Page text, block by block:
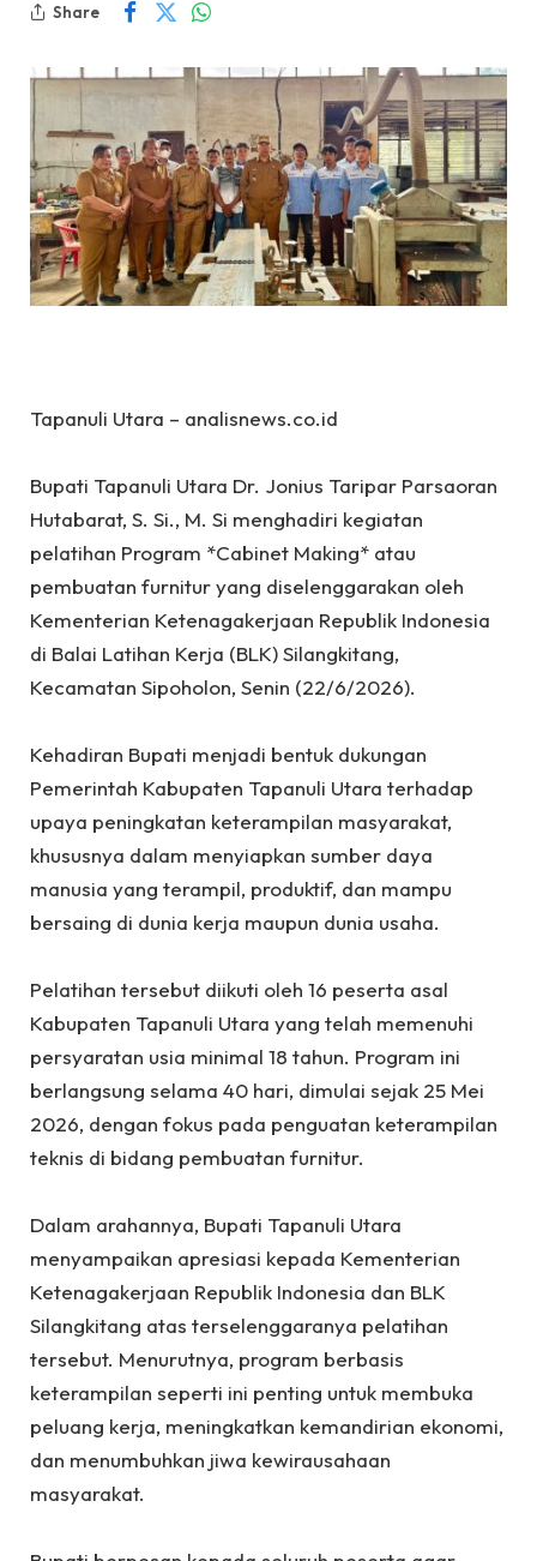
Share
Tapanuli Utara – analisnews.co.id
‎Bupati Tapanuli Utara Dr. Jonius Taripar Parsaoran
Hutabarat, S. Si., M. Si menghadiri kegiatan
pelatihan Program *Cabinet Making* atau
pembuatan furnitur yang diselenggarakan oleh
Kementerian Ketenagakerjaan Republik Indonesia
di Balai Latihan Kerja (BLK) Silangkitang,
Kecamatan Sipoholon, Senin (22/6/2026).
‎Kehadiran Bupati menjadi bentuk dukungan
Pemerintah Kabupaten Tapanuli Utara terhadap
upaya peningkatan keterampilan masyarakat,
khususnya dalam menyiapkan sumber daya
manusia yang terampil, produktif, dan mampu
bersaing di dunia kerja maupun dunia usaha.
‎Pelatihan tersebut diikuti oleh 16 peserta asal
Kabupaten Tapanuli Utara yang telah memenuhi
persyaratan usia minimal 18 tahun. Program ini
berlangsung selama 40 hari, dimulai sejak 25 Mei
2026, dengan fokus pada penguatan keterampilan
teknis di bidang pembuatan furnitur.
‎Dalam arahannya, Bupati Tapanuli Utara
menyampaikan apresiasi kepada Kementerian
Ketenagakerjaan Republik Indonesia dan BLK
Silangkitang atas terselenggaranya pelatihan
tersebut. Menurutnya, program berbasis
keterampilan seperti ini penting untuk membuka
peluang kerja, meningkatkan kemandirian ekonomi,
dan menumbuhkan jiwa kewirausahaan
masyarakat.